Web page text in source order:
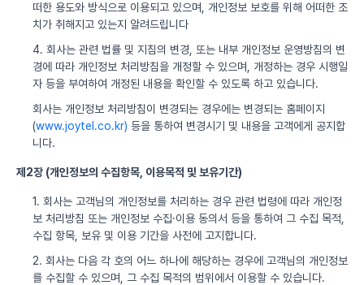
떠한 용도와 방식으로 이용되고 있으며, 개인정보 보호를 위해 어떠한 조
치가 취해지고 있는지 알려드립니다
4. 회사는 관련 법률 및 지침의 변경, 또는 내부 개인정보 운영방침의 변
경에 따라 개인정보 처리방침을 개정할 수 있으며, 개정하는 경우 시행일
자 등을 부여하여 개정된 내용을 확인할 수 있도록 하고 있습니다.
회사는 개인정보 처리방침이 변경되는 경우에는 변경되는 홈페이지
(www.joytel.co.kr) 등을 통하여 변경시기 및 내용을 고객에게 공지합
니다.
제2장 (개인정보의 수집항목, 이용목적 및 보유기간)
1. 회사는 고객님의 개인정보를 처리하는 경우 관련 법령에 따라 개인정
보 처리방침 또는 개인정보 수집·이용 동의서 등을 통하여 그 수집 목적,
수집 항목, 보유 및 이용 기간을 사전에 고지합니다.
2. 회사는 다음 각 호의 어느 하나에 해당하는 경우에 고객님의 개인정보
를 수집할 수 있으며, 그 수집 목적의 범위에서 이용할 수 있습니다.